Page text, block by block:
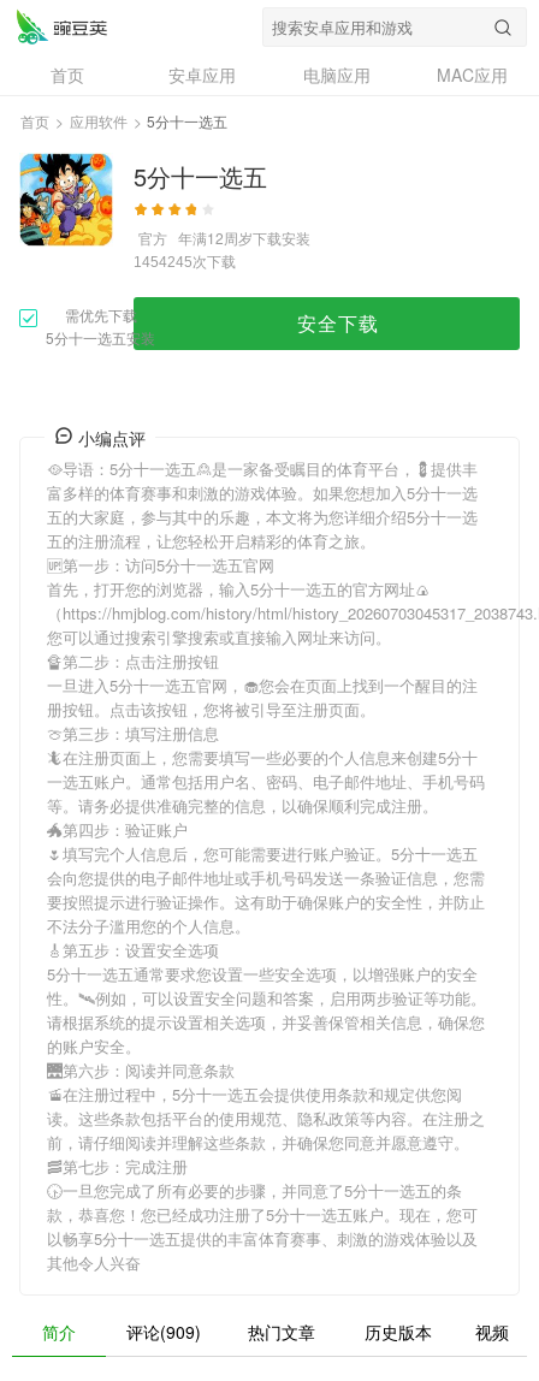
首页 安卓应用 电脑应用
MAC应用
资讯
专题
问答
首页 > 应用软件 > 5分十一选五
5分十一选五
官方 年满12周岁下载安装
1454245次下载
需优先下载
5分十一选五安装
安全下载
小编点评
🥘导语： 5分十一选五🙎是一家备受瞩目的体育平台，💈提供丰
富多样的体育赛事和刺激的游戏体验。如果您想加入5分十一选
五的大家庭，参与其中的乐趣，本文将为您详细介绍5分十一选
五的注册流程，让您轻松开启精彩的体育之旅。
🆙第一步：访问5分十一选五官网
首先，打开您的浏览器，输入5分十一选五的官方网址🍙
（https://hmjblog.com/history/html/
您可以通过搜索引擎搜索或直接输入网址来访问。
🔏第二步：点击注册按钮
一旦进入5分十一选五官网，🧁您会在页面上找到一个醒目的注
册按钮。点击该按钮，您将被引导至注册页面。
🍈第三步：填写注册信息
🦎在注册页面上，您需要填写一些必要的个人信息来创建5分十
一选五账户。通常包括用户名、密码、电子邮件地址、手机号码
等。请务必提供准确完整的信息，以确保顺利完成注册。
🐲第四步：验证账户
🌷填写完个人信息后，您可能需要进行账户验证。 5分十一选五
会向您提供的电子邮件地址或手机号码发送一条验证信息，您需
要按照提示进行验证操作。这有助于确保账户的安全性，并防止
不法分子滥用您的个人信息。
🎸第五步：设置安全选项
5分十一选五通常要求您设置一些安全选项，以增强账户的安全
性。🛰例如，可以设置安全问题和答案，启用两步验证等功能。
请根据系统的提示设置相关选项，并妥善保管相关信息，确保您
的账户安全。
🌉第六步：阅读并同意条款
🚡在注册过程中， 5分十一选五会提供使用条款和规定供您阅
读。这些条款包括平台的使用规范、隐私政策等内容。在注册之
前，请仔细阅读并理解这些条款，并确保您同意并愿意遵守。
🥓第七步：完成注册
🕟一旦您完成了所有必要的步骤，并同意了5分十一选五的条
款，恭喜您！您已经成功注册了5分十一选五账户。现在，您可
以畅享5分十一选五提供的丰富体育赛事、刺激的游戏体验以及
其他令人兴奋
简介 评论(909) 热门文章 历史版本 视频